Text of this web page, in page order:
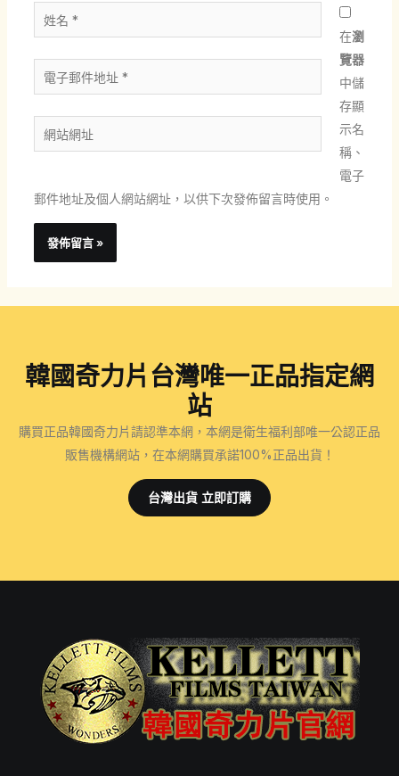
名
*
電
子
郵
件
*
站
址
在瀏
覽器
中儲
存顯
示名
稱、
電子
郵件地址及個人網站網址，以供下次發佈留言時使用。
韓國奇力片台灣唯一正品指定網
站
購買正品韓國奇力片請認準本網，本網是衛生福利部唯一公認正品
販售機構網站，在本網購買承諾100%正品出貨！
台灣出貨 立即訂購